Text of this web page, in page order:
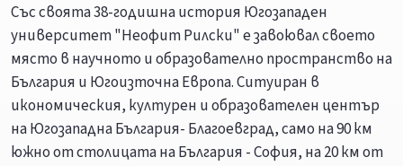
Със своята 38-годишна история Югозападен
университет "Неофит Рилски" е завоювал своето
място в научното и образователно пространство на
България и Югоизточна Европа. Ситуиран в
икономическия, културен и образователен център
на Югозападна България- Благоевград, само на 90 км
южно от столицата на България - София, на 20 км от